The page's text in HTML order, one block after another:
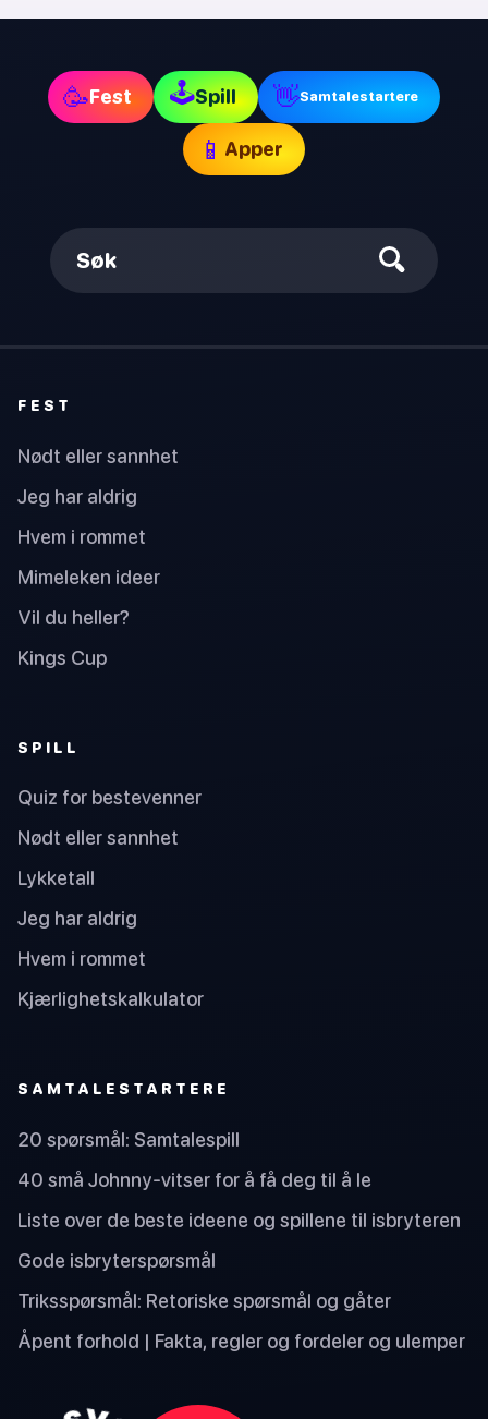
🥳Fest 🕹Spill 👋Samtalestartere
📱 Apper
Søk
FEST
Nødt eller sannhet
Jeg har aldrig
Hvem i rommet
Mimeleken ideer
Vil du heller?
Kings Cup
SPILL
Quiz for bestevenner
Nødt eller sannhet
Lykketall
Jeg har aldrig
Hvem i rommet
Kjærlighetskalkulator
SAMTALESTARTERE
20 spørsmål: Samtalespill
40 små Johnny-vitser for å få deg til å le
Liste over de beste ideene og spillene til isbryteren
Gode isbryterspørsmål
Triksspørsmål: Retoriske spørsmål og gåter
Åpent forhold | Fakta, regler og fordeler og ulemper